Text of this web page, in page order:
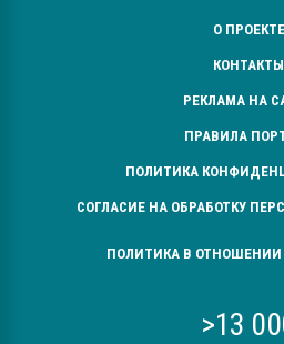
О ПРОЕКТЕ
КОНТАКТЫ
РЕКЛАМА НА
ПРАВИЛА
ПОЛИТИКА
СОГЛАСИЕ НА ОБРАБОТКУ
ПОЛИТИКА В ОТНОШЕНИИ
>13